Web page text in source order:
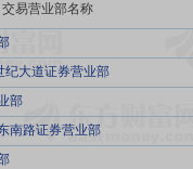
交易营业部名称
纪大道证券营业部
部
南路证券营业部